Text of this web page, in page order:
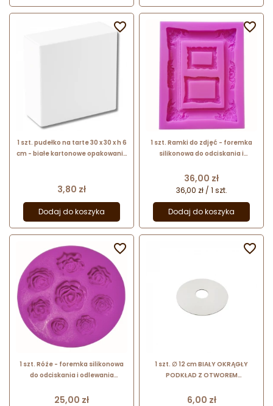
1 szt. pudełko na tarte 30 x 30 x h 6
cm - białe kartonowe opakowanie
Cena
3,80 zł
Dodaj do koszyka

1 szt. Ramki do zdjęć - foremka
silikonowa do odciskania i
11 cm
Cena
36,00 zł
36,00 zł / 1 szt.
Dodaj do koszyka

1 szt. Róże - foremka silikonowa
do odciskania i odlewania
Cena
25,00 zł

1 szt. ∅ 12 cm BIAŁY OKRĄGŁY
PODKŁAD Z OTWOREM
do tortu piętrowego
Cena
6,00 zł
